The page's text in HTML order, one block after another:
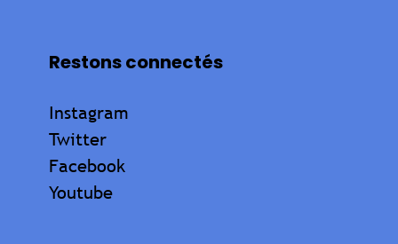
Restons connectés
Instagram
Twitter
Facebook
Youtube